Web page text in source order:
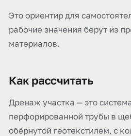
Это ориентир для
рабочие значения берут из
материалов.
Как рассчитать
Дренаж участка — это
перфорированной трубы в
обёрнутой геотекстилем, с